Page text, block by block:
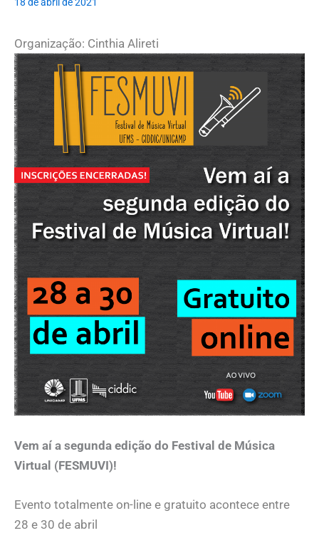
Organização: Cinthia Alireti
Vem aí a segunda edição do Festival de Música
Virtual (FESMUVI)!
Evento totalmente on-line e gratuito acontece entre
28 e 30 de abril